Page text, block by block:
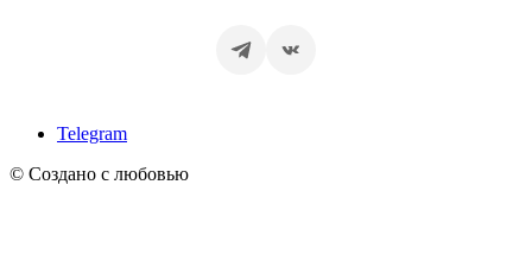
Telegram
© Создано с любовью